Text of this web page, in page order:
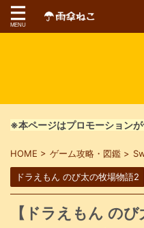
※本ページはプロモーションが
HOME > ゲーム攻略・図鑑 >
ドラえもん のび太の牧場物語2
【ドラえもん の